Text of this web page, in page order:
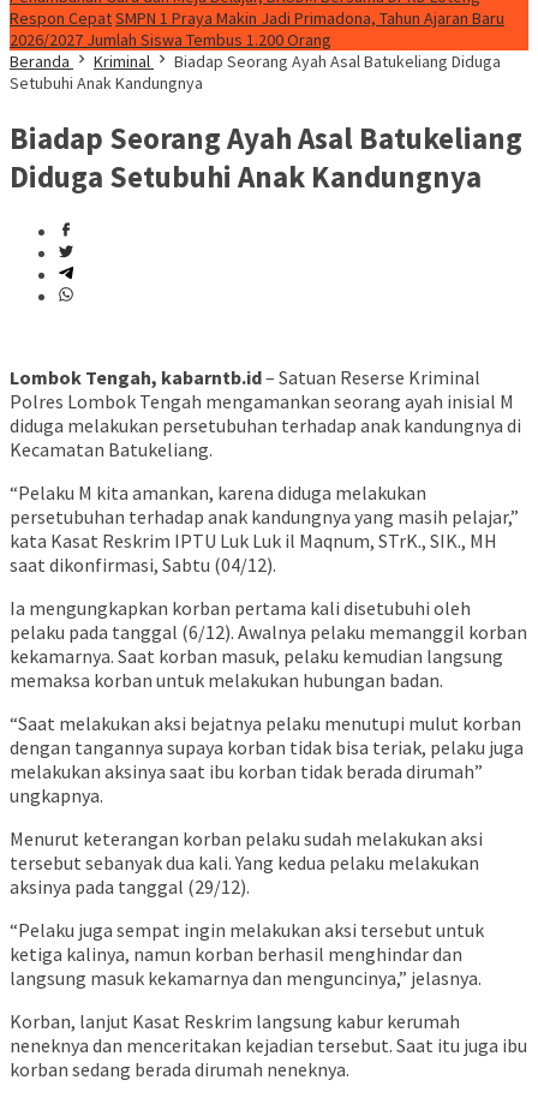
Respon CepatSMPN 1 Praya Makin Jadi Primadona, Tahun Ajaran Baru
2026/2027 Jumlah Siswa Tembus 1.200 Orang
Beranda
Kriminal
Biadap Seorang Ayah Asal Batukeliang Diduga
Setubuhi Anak Kandungnya
Biadap Seorang Ayah Asal Batukeliang
Diduga Setubuhi Anak Kandungnya
Lombok Tengah, kabarntb.id– Satuan Reserse Kriminal
Polres Lombok Tengah mengamankan seorang ayah inisial M
diduga melakukan persetubuhan terhadap anak kandungnya di
Kecamatan Batukeliang.
“Pelaku M kita amankan, karena diduga melakukan
persetubuhan terhadap anak kandungnya yang masih pelajar,”
kata Kasat Reskrim IPTU Luk Luk il Maqnum, STrK., SIK., MH
saat dikonfirmasi, Sabtu (04/12).
Ia mengungkapkan korban pertama kali disetubuhi oleh
pelaku pada tanggal (6/12). Awalnya pelaku memanggil korban
kekamarnya. Saat korban masuk, pelaku kemudian langsung
memaksa korban untuk melakukan hubungan badan.
“Saat melakukan aksi bejatnya pelaku menutupi mulut korban
dengan tangannya supaya korban tidak bisa teriak, pelaku juga
melakukan aksinya saat ibu korban tidak berada dirumah”
ungkapnya.
Menurut keterangan korban pelaku sudah melakukan aksi
tersebut sebanyak dua kali. Yang kedua pelaku melakukan
aksinya pada tanggal (29/12).
“Pelaku juga sempat ingin melakukan aksi tersebut untuk
ketiga kalinya, namun korban berhasil menghindar dan
langsung masuk kekamarnya dan menguncinya,” jelasnya.
Korban, lanjut Kasat Reskrim langsung kabur kerumah
neneknya dan menceritakan kejadian tersebut. Saat itu juga ibu
korban sedang berada dirumah neneknya.